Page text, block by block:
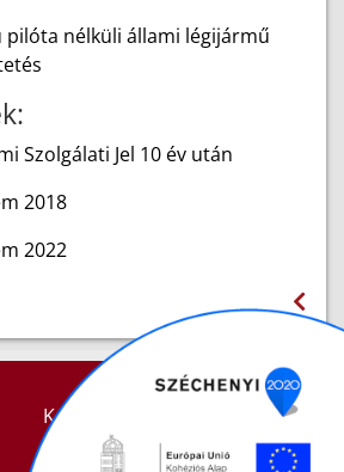
pilóta nélküli állami légijármű
Szolgálati Jel 10 év után
2018
2022
KAPCSOLAT
IMPRESSZUM